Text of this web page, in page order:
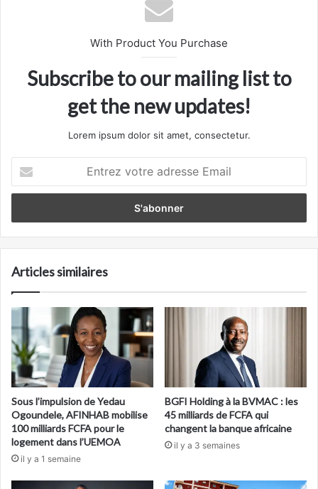
With Product You Purchase
Subscribe to our mailing list to
get the new updates!
Lorem ipsum dolor sit amet, consectetur.
votre
adresse
Articles similaires
Sous l’impulsion de Yedau
Ogoundele, AFINHAB mobilise
100 milliards FCFA pour le
logement dans l’UEMOA
il y a 1 semaine
BGFI Holding à la BVMAC : les
45 milliards de FCFA qui
changent la banque africaine
il y a 3 semaines